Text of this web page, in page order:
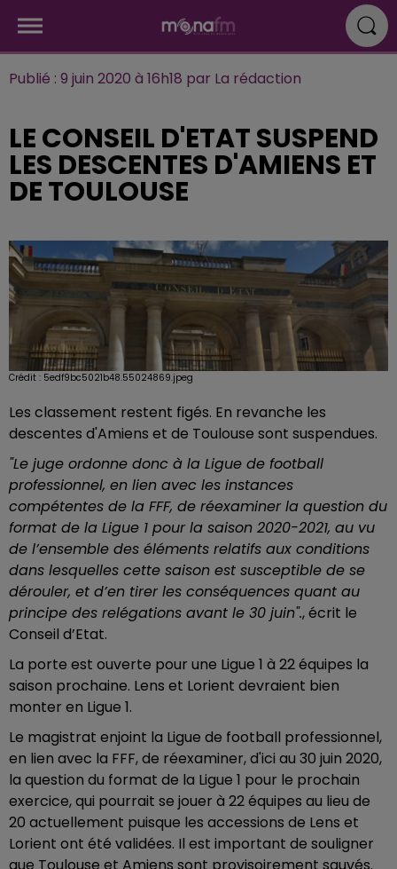
Publié : 9 juin 2020 à 16h18 par La rédaction
LE CONSEIL D'ETAT SUSPEND
LES DESCENTES D'AMIENS ET
DE TOULOUSE
Crédit : 5edf9bc5021b48.55024869.jpeg
Les classement restent figés. En revanche les
descentes d'Amiens et de Toulouse sont suspendues.
"Le juge ordonne donc à la Ligue de football
professionnel, en lien avec les instances
compétentes de la FFF, de réexaminer la question du
format de la Ligue 1 pour la saison 2020-2021, au vu
de l’ensemble des éléments relatifs aux conditions
dans lesquelles cette saison est susceptible de se
dérouler, et d’en tirer les conséquences quant au
principe des relégations avant le 30 juin"., écrit le
Conseil d’Etat.
La porte est ouverte pour une Ligue 1 à 22 équipes la
saison prochaine. Lens et Lorient devraient bien
monter en Ligue 1.
Le magistrat enjoint la Ligue de football professionnel,
en lien avec la FFF, de réexaminer, d'ici au 30 juin 2020,
la question du format de la Ligue 1 pour le prochain
exercice, qui pourrait se jouer à 22 équipes au lieu de
20 actuellement puisque les accessions de Lens et
Lorient ont été validées. Il est important de souligner
que Toulouse et Amiens sont provisoirement sauvés.